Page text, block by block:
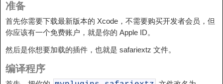
准备
首先你需要下载最新版本的 Xcode，不需要购买开发者会员，但
你应该有一个免费账户，就是你的 Apple ID。
然后是你想要加载的插件，也就是 safariextz 文件。
编译程序